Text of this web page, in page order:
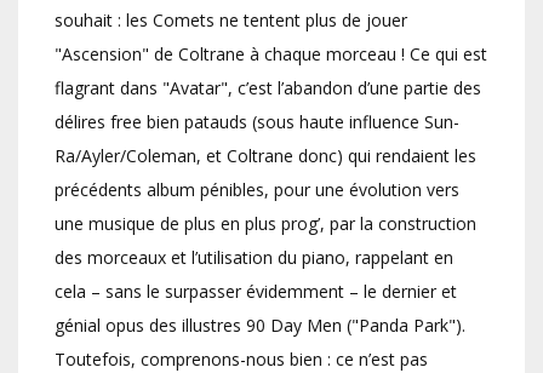
souhait : les Comets ne tentent plus de jouer
"Ascension" de Coltrane à chaque morceau ! Ce qui est
flagrant dans "Avatar", c’est l’abandon d’une partie des
délires free bien patauds (sous haute influence Sun-
Ra/Ayler/Coleman, et Coltrane donc) qui rendaient les
précédents album pénibles, pour une évolution vers
une musique de plus en plus prog’, par la construction
des morceaux et l’utilisation du piano, rappelant en
cela – sans le surpasser évidemment – le dernier et
génial opus des illustres 90 Day Men ("Panda Park").
Toutefois, comprenons-nous bien : ce n’est pas